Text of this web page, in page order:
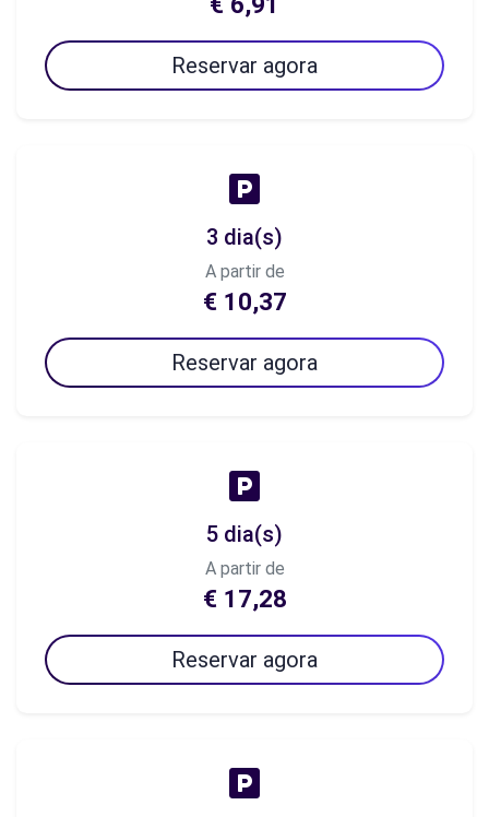
Reservar agora
3 dia(s)
A partir de
€ 10,37
Reservar agora
5 dia(s)
A partir de
€ 17,28
Reservar agora